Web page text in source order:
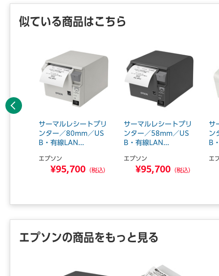
似ている商品はこちら
サーマルレシートプリ
ンター／80mm／US
B・有線LAN...
エプソン
¥95,700 （税込）
サーマルレシートプリ
ンター／58mm／US
B・有線LAN...
エプソン
¥95,700 （税込）
サ
ン
B
エ
前へ
エプソンの商品をもっと見る